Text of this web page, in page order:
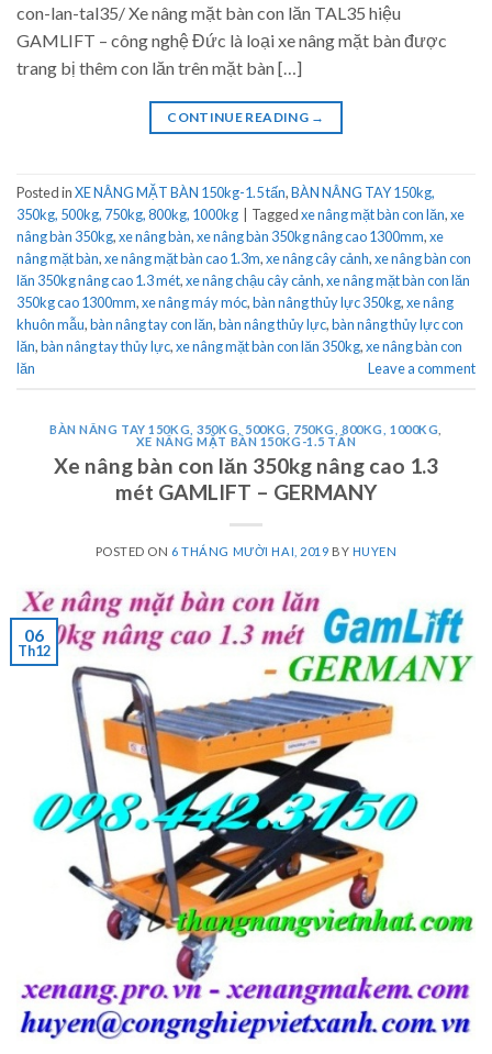
con-lan-tal35/ Xe nâng mặt bàn con lăn TAL35 hiệu
GAMLIFT – công nghệ Đức là loại xe nâng mặt bàn được
trang bị thêm con lăn trên mặt bàn […]
CONTINUE READING →
Posted inXE NÂNG MẶT BÀN 150kg-1.5 tấn,BÀN NÂNG TAY 150kg,
350kg, 500kg, 750kg, 800kg, 1000kg
Taggedxe nâng mặt bàn con lăn,xe
nâng bàn 350kg,xe nâng bàn,xe nâng bàn 350kg nâng cao 1300mm,xe
nâng mặt bàn,xe nâng mặt bàn cao 1.3m,xe nâng cây cảnh,xe nâng bàn con
lăn 350kg nâng cao 1.3 mét,xe nâng chậu cây cảnh,xe nâng mặt bàn con lăn
350kg cao 1300mm,xe nâng máy móc,bàn nâng thủy lực 350kg,xe nâng
khuôn mẫu,bàn nâng tay con lăn,bàn nâng thủy lực,bàn nâng thủy lực con
lăn,bàn nâng tay thủy lực,xe nâng mặt bàn con lăn 350kg,xe nâng bàn con
lăn
Leave a comment
BÀN NÂNG TAY 150KG, 350KG, 500KG, 750KG, 800KG, 1000KG
XE NÂNG MẶT BÀN 150KG-1.5 TẤN
Xe nâng bàn con lăn 350kg nâng cao 1.3
mét GAMLIFT – GERMANY
POSTED ON 6 THÁNG MƯỜI HAI, 2019 BY HUYEN
06
Th12